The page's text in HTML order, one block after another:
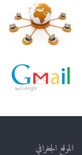
الموقع الجغرافي